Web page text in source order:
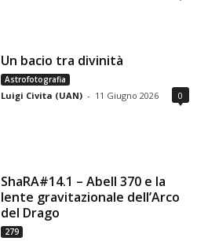
Un bacio tra divinità
Astrofotografia
Luigi Civita (UAN) - 11 Giugno 2026 0
ShaRA#14.1 – Abell 370 e la
lente gravitazionale dell’Arco
del Drago
279